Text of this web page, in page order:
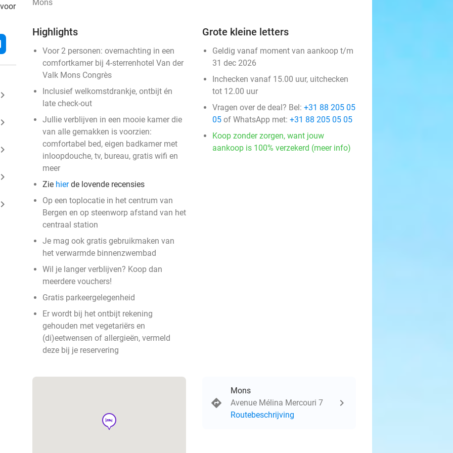
keyboard_arrow_right
keyboard_arrow_right
keyboard_arrow_right
keyboard_arrow_right
keyboard_arrow_right
Mons
Highlights
Voor 2 personen: overnachting in een
comfortkamer bij 4-sterrenhotel Van der
Valk Mons Congrès
Inclusief welkomstdrankje, ontbijt én
late check-out
Jullie verblijven in een mooie kamer die
van alle gemakken is voorzien:
comfortabel bed, eigen badkamer met
inloopdouche, tv, bureau, gratis wifi en
meer
Zie hierde lovende recensies
Op een toplocatie in het centrum van
Bergen en op steenworp afstand van het
centraal station
Je mag ook gratis gebruikmaken van
het verwarmde binnenzwembad
Wil je langer verblijven? Koop dan
meerdere vouchers!
Gratis parkeergelegenheid
Er wordt bij het ontbijt rekening
gehouden met vegetariërs en
(di)eetwensen of allergieën, vermeld
deze bij je reservering
Grote kleine letters
Geldig vanaf moment van aankoop t/m
31 dec 2026
Inchecken vanaf 15.00 uur, uitchecken
tot 12.00 uur
Vragen over de deal? Bel: +31 88 205 05
05 of WhatsApp met: +31 88 205 05 05
Koop zonder zorgen, want jouw
aankoop is 100% verzekerd (meer info)
hotel
Mons
Avenue Mélina Mercouri 7
Routebeschrijving